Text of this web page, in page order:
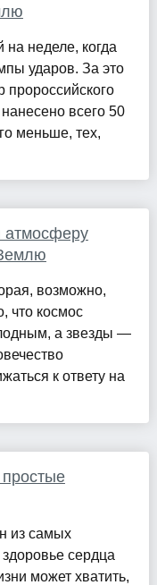
неделе, когда
ударов. За это
пророссийского
всего 50
меньше, тех,
атмосферу
возможно,
что космос
а звезды —
к ответу на
простые
из самых
сердца
может хватить,